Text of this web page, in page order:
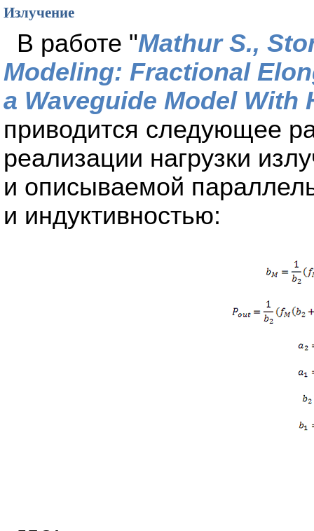
Излучение
В работе "Mathur S.,
Modeling: Fractional
a Waveguide Model With
приводится следующее
реализации нагрузки
и описываемой
и индуктивностью: